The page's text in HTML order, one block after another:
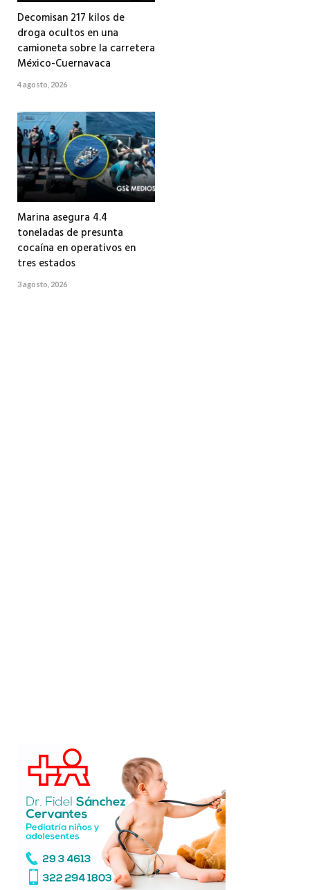
Decomisan 217 kilos de
droga ocultos en una
camioneta sobre la carretera
México-Cuernavaca
4 agosto, 2026
Marina asegura 4.4
toneladas de presunta
cocaína en operativos en
tres estados
3 agosto, 2026